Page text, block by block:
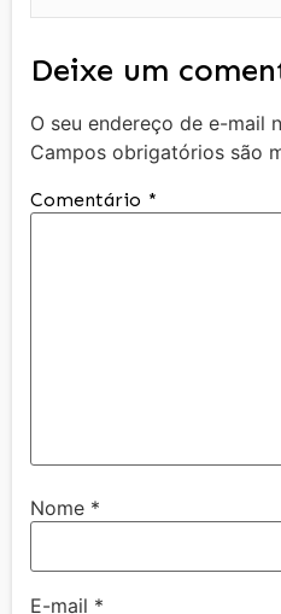
Deixe um
O seu endereço de e-mail
Campos obrigatórios são
Comentário *
Nome *
E-mail *